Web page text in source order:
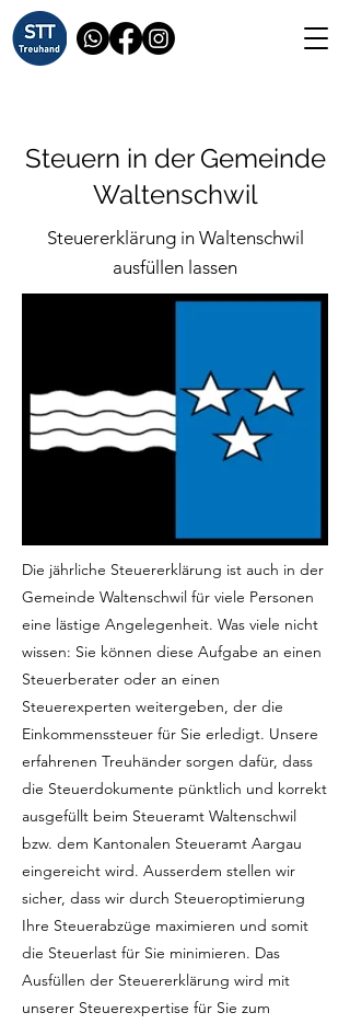
Steuern in der Gemeinde
Waltenschwil
Steuererklärung in Waltenschwil
ausfüllen lassen
Die jährliche Steuererklärung ist auch in der
Gemeinde Waltenschwil für viele Personen
eine lästige Angelegenheit. Was viele nicht
wissen: Sie können diese Aufgabe an einen
Steuerberater oder an einen
Steuerexperten weitergeben, der die
Einkommenssteuer für Sie erledigt. Unsere
erfahrenen Treuhänder sorgen dafür, dass
die Steuerdokumente pünktlich und korrekt
ausgefüllt beim Steueramt Waltenschwil
bzw. dem Kantonalen Steueramt Aargau
eingereicht wird. Ausserdem stellen wir
sicher, dass wir durch Steueroptimierung
Ihre Steuerabzüge maximieren und somit
die Steuerlast für Sie minimieren. Das
Ausfüllen der Steuererklärung wird mit
unserer Steuerexpertise für Sie zum